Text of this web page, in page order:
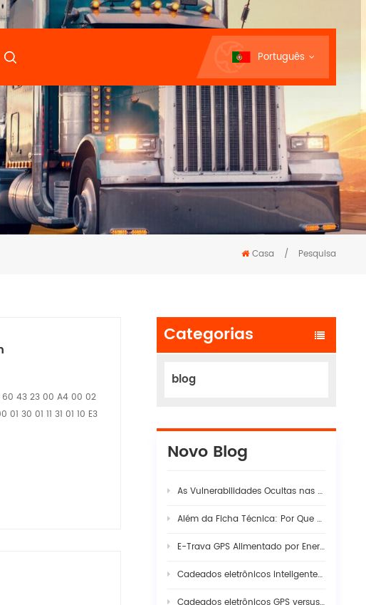
Português
Casa / Pesquisa
43 23 00 A4 00 02
30 01 11 31 01 10 E3
Categorias
blog
Novo Blog
As Vulnerabilidades Ocultas nas Modernas Cadeias de Suprimentos Logísticos
Além da Ficha Técnica: Por Que a Verdadeira Estabilidade da Câmera de Painel com IA para Frotas Exige uma Sinergia Rigorosa entre Hardware e Firmware
E-Trava GPS Alimentado por Energia Solar: O Guia Completo para a Segurança Inteligente de Cargas em 2026
Cadeados eletrônicos inteligentes com GPS da Huabao: revolucionando a eficiência aduaneira e a logística transfronteiriça com o controle digital de fronteiras.